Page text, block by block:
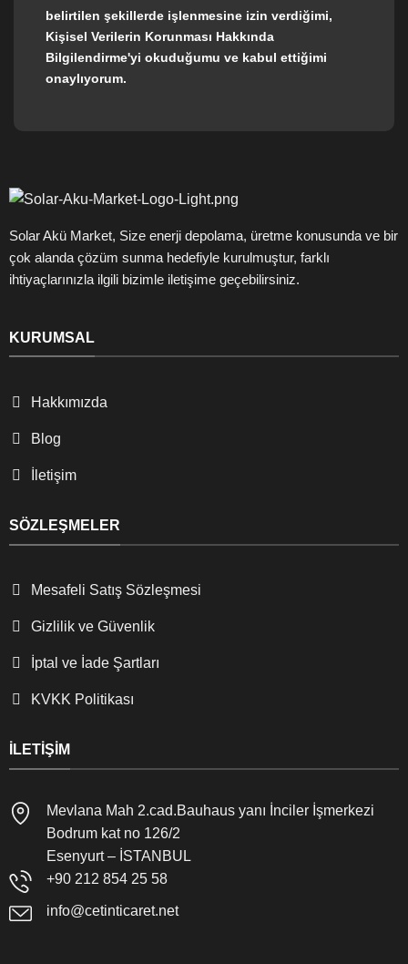
belirtilen şekillerde işlenmesine izin verdiğimi,
Kişisel Verilerin Korunması Hakkında
Bilgilendirme'yi okuduğumu ve kabul ettiğimi
onaylıyorum.
Solar Akü Market, Size enerji depolama, üretme konusunda ve bir
çok alanda çözüm sunma hedefiyle kurulmuştur, farklı
ihtiyaçlarınızla ilgili bizimle iletişime geçebilirsiniz.
KURUMSAL
Hakkımızda
Blog
İletişim
SÖZLEŞMELER
Mesafeli Satış Sözleşmesi
Gizlilik ve Güvenlik
İptal ve İade Şartları
KVKK Politikası
İLETIŞIM
Mevlana Mah 2.cad.Bauhaus yanı İnciler İşmerkezi
Bodrum kat no 126/2
Esenyurt – İSTANBUL
+90 212 854 25 58
info@cetinticaret.net